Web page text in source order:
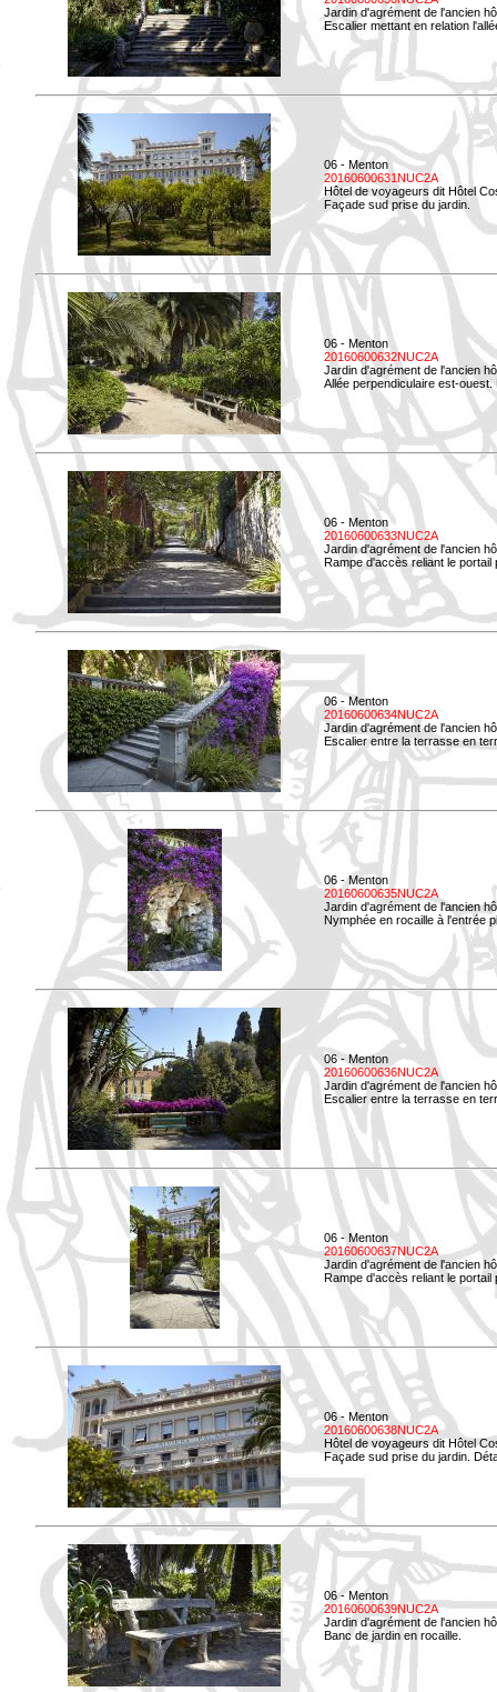
Jardin d'agrément de l'ancien
Escalier mettant en relation
06 - Menton
20160600631NUC2A
Hôtel de voyageurs dit Hôtel
Façade sud prise du jardin.
06 - Menton
20160600632NUC2A
Jardin d'agrément de l'ancien
Allée perpendiculaire est-ouest.
06 - Menton
20160600633NUC2A
Jardin d'agrément de l'ancien
Rampe d'accès reliant le portail
06 - Menton
20160600634NUC2A
Jardin d'agrément de l'ancien
Escalier entre la terrasse en
06 - Menton
20160600635NUC2A
Jardin d'agrément de l'ancien
Nymphée en rocaille à l'entrée
06 - Menton
20160600636NUC2A
Jardin d'agrément de l'ancien
Escalier entre la terrasse en
06 - Menton
20160600637NUC2A
Jardin d'agrément de l'ancien
Rampe d'accès reliant le portail
06 - Menton
20160600638NUC2A
Hôtel de voyageurs dit Hôtel
Façade sud prise du jardin.
06 - Menton
20160600639NUC2A
Jardin d'agrément de l'ancien
Banc de jardin en rocaille.